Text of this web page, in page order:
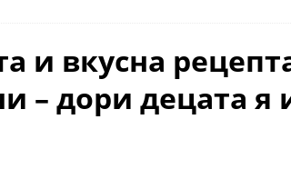
и вкусна
– дори децата я